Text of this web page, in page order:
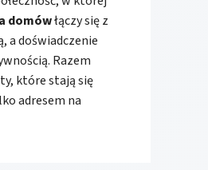
domówłączy się z
a doświadczenie
Razem
które stają się
adresem na